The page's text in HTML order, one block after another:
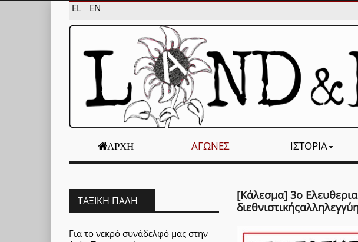
EL EN
ΑΡΧΉ ΑΓΏΝΕΣ ΙΣΤΟΡΊΑ
[Κάλεσμα] 3ο
ΤΑΞΙΚΉ ΠΆΛΗ
Για το νεκρό συνάδελφό μας στην